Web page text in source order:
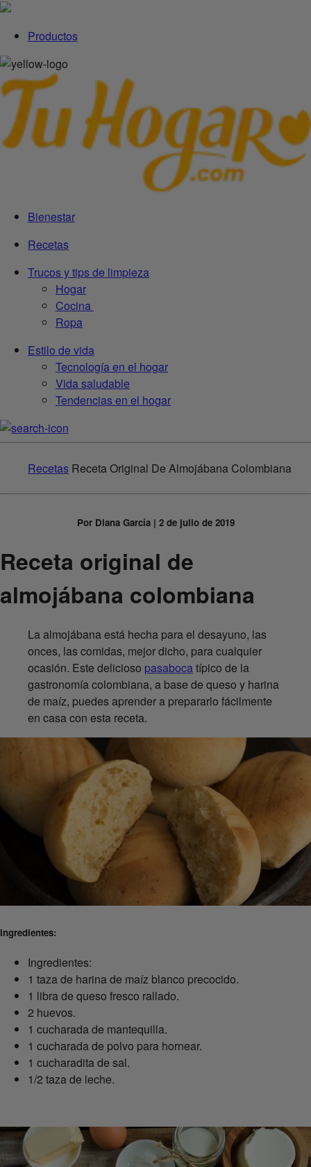
Productos
Bienestar
Recetas
Trucos y tips de limpieza
Hogar
Cocina
Ropa
Estilo de vida
Tecnología en el hogar
Vida saludable
Tendencias en el hogar
Recetas Receta Original De Almojábana Colombiana
Por Diana García | 2 de julio de 2019
Receta original de
almojábana colombiana
La almojábana está hecha para el desayuno, las
onces, las comidas, mejor dicho, para cualquier
ocasión. Este delicioso pasabocatípico de la
gastronomía colombiana, a base de queso y harina
de maíz, puedes aprender a prepararlo fácilmente
en casa con esta receta.
Ingredientes:
Ingredientes:
1 taza de harina de maíz blanco precocido.
1 libra de queso fresco rallado.
2 huevos.
1 cucharada de mantequilla.
1 cucharada de polvo para hornear.
1 cucharadita de sal.
1/2 taza de leche.